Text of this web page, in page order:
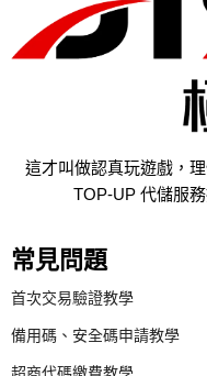
這才叫做認真玩遊戲，
TOP-UP 代儲服
常見問題
首次交易驗證教學
備用碼、安全碼申請教學